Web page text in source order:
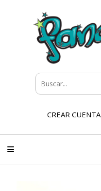
CREAR CUENTA